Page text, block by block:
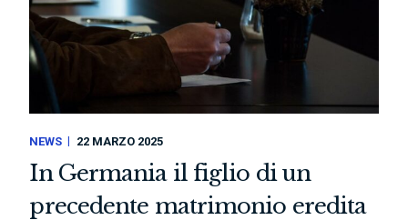
NEWS 22 MARZO 2025
In Germania il figlio di un
precedente matrimonio eredita